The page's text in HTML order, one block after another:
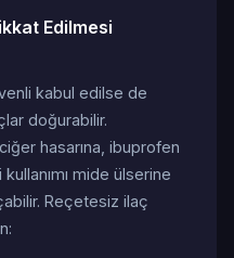
Edilmesi
kabul edilse de
doğurabilir.
hasarına, ibuprofen
mide ülserine
Reçetesiz ilaç